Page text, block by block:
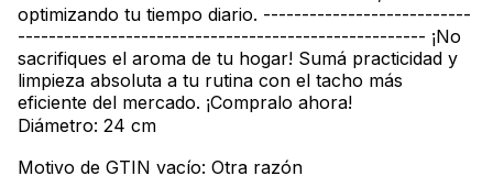
optimizando tu tiempo diario. ---------------------------
----------------------------------------------------- ¡No
sacrifiques el aroma de tu hogar! Sumá practicidad y
limpieza absoluta a tu rutina con el tacho más
eficiente del mercado. ¡Compralo ahora!
Diámetro: 24 cm
Motivo de GTIN vacío: Otra razón